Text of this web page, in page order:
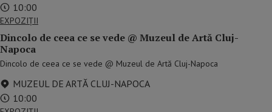
10:00
EXPOZIȚII
Dincolo de ceea ce se vede @ Muzeul de Artă Cluj-
Napoca
Dincolo de ceea ce se vede @ Muzeul de Artă Cluj-Napoca
MUZEUL DE ARTĂ CLUJ-NAPOCA
10:00